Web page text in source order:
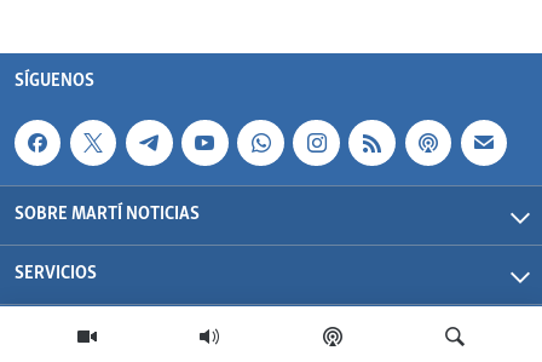
SÍGUENOS
SOBRE MARTÍ NOTICIAS
SERVICIOS
Martí Noticias| 2026 | OCB | Todos los derechos reservados.